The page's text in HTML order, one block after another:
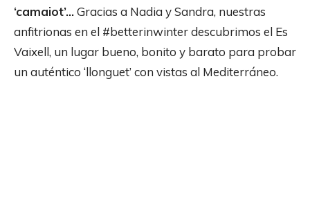
‘camaiot’…Gracias a Nadia y Sandra, nuestras
anfitrionas en el #betterinwinter descubrimos el Es
Vaixell, un lugar bueno, bonito y barato para probar
un auténtico ‘llonguet’ con vistas al Mediterráneo.